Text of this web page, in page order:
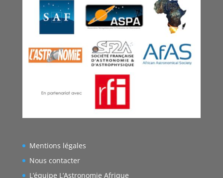
Mentions légales
Nous contacter
L’équipe L’Astronomie Afrique